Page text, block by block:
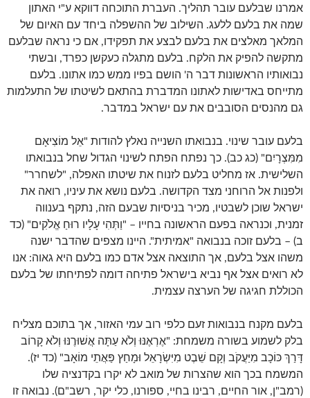
אמרנו שבלעם עובר תהליך. העברת התוכחה דווקא ע"י האתון
שמה את בלעם ללעג. השילוב של ההשפלה ביחד עם האיום של
המלאך מאלצים את בלעם לבצע את תפקידו, אם כי נראה שבלעם
מתקשה להפיק את הלקח. בלעם מתגלה כעקשן כפרד, ובשתי
נבואותיו הראשונות דבר ה' הושם בפיו ממש כמו אתונו. בלעם
מתייחס באדישות לאתונו המדברת בהתאם לשיטתו של התעלמות
גם מהנסים הסובבים את עם ישראל במדבר.
בלעם עובר שינוי. בנבואתו השנייה נאלץ להודות "אֵל מוֹצִיאָם
מִמִּצְרָיִם" (כג כב). כך נפתח הפתח לשינוי הגדול שחל בנבואתו
השלישית. אז מחליט בלעם לזנוח את שיטתו האפלה, "לשחרר"
ולפנות אל הרוחני מצד הקדושה. בלעם נושא את עיניו, רואה את
ישראל שוכן לשבטיו, מכיר בניסיות שבעם הזה, נתקף בענווה
זמנית, וכנראה בפעם הראשונה בחייו – "וַתְּהִי עָלָיו רוּחַ אֱלֹקִים" (כד
ב) – בלעם זוכה בנבואה "אמיתית". היינו מצפים שהדבר ישנה
משהו אצל בלעם, אך התוצאה אצל אדם כמו בלעם היא גאוה: אנו
לא רואים אצל אף נביא בישראל פתיחה דומה לפתיחתו של בלעם
הכוללת חגיגה של הערצה עצמית.
בלעם מקנח בנבואות זעם כלפי רוב עמי האזור, אך בתוכם מצליח
בלק לשמוע בשורה משמחת: "אֶרְאֶנּוּ וְלֹא עַתָּה אֲשׁוּרֶנּוּ וְלֹא קָרוֹב
דָּרַךְ כּוֹכָב מִיַּעֲקֹב וְקָם שֵׁבֶט מִיִּשְׂרָאֵל וּמָחַץ פַּאֲתֵי מוֹאָב" (כד יז).
המשמח בכך הוא שהצרות של מואב לא יקרו בקדנציה שלו
(רמב"ן, אור החיים, רבינו בחיי, ספורנו, כלי יקר, רשב"ם). נבואה זו